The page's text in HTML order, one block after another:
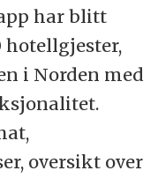
har blitt
hotellgjester,
i Norden med
oversikt over